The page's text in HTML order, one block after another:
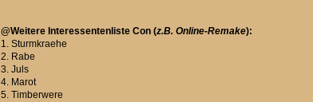
@Weitere Interessentenliste Con (z.B. Online-Remake):
1. Sturmkraehe
2. Rabe
3. Juls
4. Marot
5. Timberwere